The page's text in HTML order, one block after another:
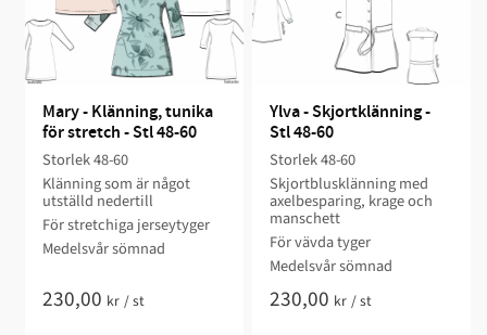
Mary - Klänning, tunika
för stretch - Stl 48-60
Storlek 48-60​​​​
Klänning som är något
utställd nedertill
För stretchiga jerseytyger
Medelsvår sömnad​​
230,00 kr /st
Ylva - Skjortklänning -
Stl 48-60
Storlek 48-60​​
Skjortblusklänning med
axelbesparing, krage och
manschett​​
För vävda tyger​
​Medelsvår sömnad
230,00 kr /st